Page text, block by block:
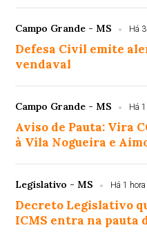
Campo Grande - MS Há
Defesa Civil emite
vendaval
Campo Grande - MS Há
Aviso de Pauta: Vira
à Vila Nogueira e
Legislativo - MS Há 1 hora
Decreto Legislativo
ICMS entra na pauta